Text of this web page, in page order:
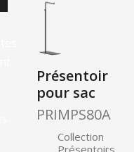
Présentoir
pour sac
PRIMPS80A
Collection